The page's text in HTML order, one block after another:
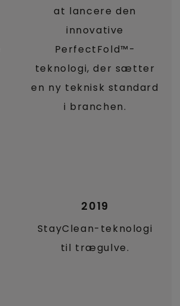
at lancere den
innovative
PerfectFold™-
teknologi, der sætter
en ny teknisk standard
i branchen.
2019
StayClean-teknologi
til trægulve.